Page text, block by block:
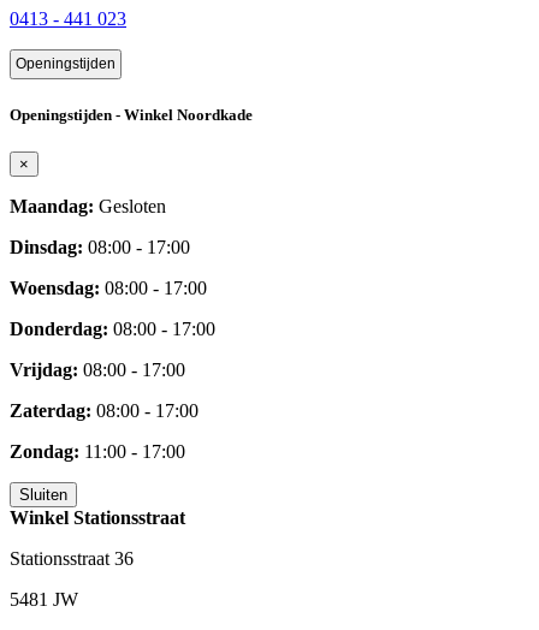
0413 - 441 023
Openingstijden
Openingstijden - Winkel Noordkade
×
Maandag: Gesloten
Dinsdag: 08:00 - 17:00
Woensdag: 08:00 - 17:00
Donderdag: 08:00 - 17:00
Vrijdag: 08:00 - 17:00
Zaterdag: 08:00 - 17:00
Zondag: 11:00 - 17:00
Sluiten
Winkel Stationsstraat
Stationsstraat 36
5481 JW